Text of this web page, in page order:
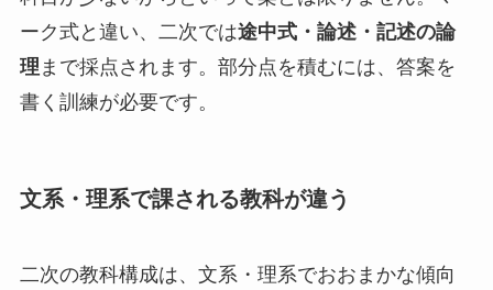
ーク式と違い、二次では途中式・論述・記述の論
理 まで採点されます。部分点を積むには、答案を
書く訓練が必要です。
文系・理系で課される教科が違う
二次の教科構成は、文系・理系でおおまかな傾向